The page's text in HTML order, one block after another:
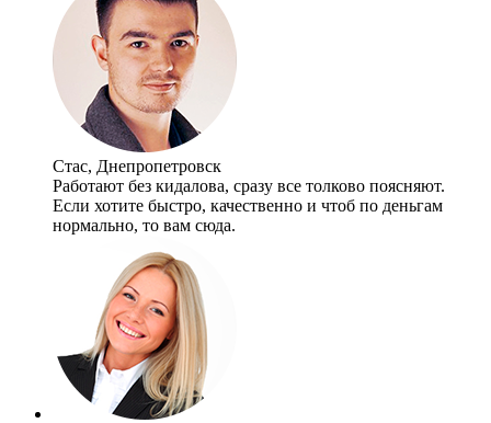
Стас, Днепропетровск
Работают без кидалова, сразу все толково поясняют.
Если хотите быстро, качественно и чтоб по деньгам
нормально, то вам сюда.